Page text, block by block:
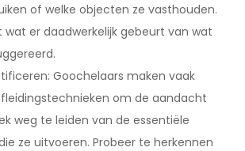
of welke objecten ze vasthouden.
wat er daadwerkelijk gebeurt van wat
Goochelaars maken vaak
om de aandacht
weg te leiden van de essentiële
ze uitvoeren. Probeer te herkennen